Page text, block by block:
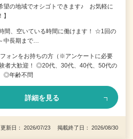
望の地域でオシゴトできます♪ お気軽に
間、空いている時間に働けます！ ☆1回の
中長期まで…
ォンをお持ちの方（※アンケートに必要
者大歓迎！ ◎20代、30代、40代、50代の
◎年齢不問
詳細を見る
更新日： 2026/07/23 掲載終了日： 2026/08/30